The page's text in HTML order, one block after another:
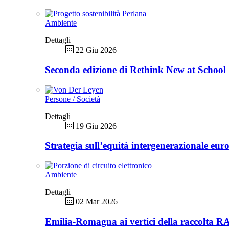
Ambiente
Dettagli
22 Giu 2026
Seconda edizione di Rethink New at School
Persone / Società
Dettagli
19 Giu 2026
Strategia sull’equità intergenerazionale
Ambiente
Dettagli
02 Mar 2026
Emilia-Romagna ai vertici della raccolta